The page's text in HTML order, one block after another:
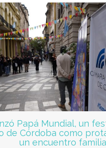
Papá Mundial, un
de Córdoba como
un encuentro